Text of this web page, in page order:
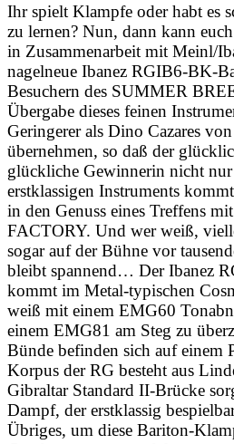
Ihr spielt Klampfe oder habt es
zu lernen? Nun, dann kann
in Zusammenarbeit mit Meinl/
nagelneue Ibanez RGIB6-BK-
Besuchern des SUMMER
Übergabe dieses feinen
Geringerer als Dino Cazares
übernehmen, so daß der
glückliche Gewinnerin nicht
erstklassigen Instruments
in den Genuss eines Treffens
FACTORY. Und wer weiß,
sogar auf der Bühne vor
bleibt spannend… Der Ibanez
kommt im Metal-typischen
weiß mit einem EMG60
einem EMG81 am Steg zu
Bünde befinden sich auf einem
Korpus der RG besteht aus
Gibraltar Standard II-Brücke
Dampf, der erstklassig
Übriges, um diese Bariton-